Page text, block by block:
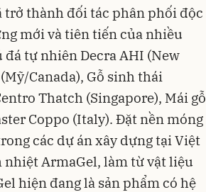
trở thành đối tác phân phối độc
mới và tiên tiến của nhiều
tự nhiên Decra AHI (New
Canada), Gỗ sinh thái
Thatch (Singapore), Mái gỗ
Coppo (Italy). Đặt nền móng
các dự án xây dựng tại Việt
nhiệt ArmaGel, làm từ vật liệu
hiện đang là sản phẩm có hệ